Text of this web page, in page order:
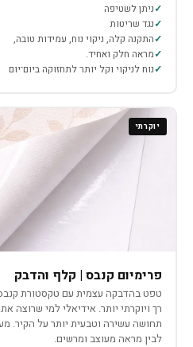
ניתן לשטיפה
נגד שריטות
התקנה קלה, ניקוי נוח, עמידות טובה,
מראה חלק ואחיד.
נוח לניקוי וקל יותר לתחזוקה ביום־יום
יוקרתי
פרימיום קנבס | קלף והדבק
טפט בהדבקה עצמית עם טקסטורת
רך ויוקרתי יותר. אידיאלי למי
תחושה עשירה וטבעית יותר על הקיר.
לבין מראה מעוצב ומרשים.